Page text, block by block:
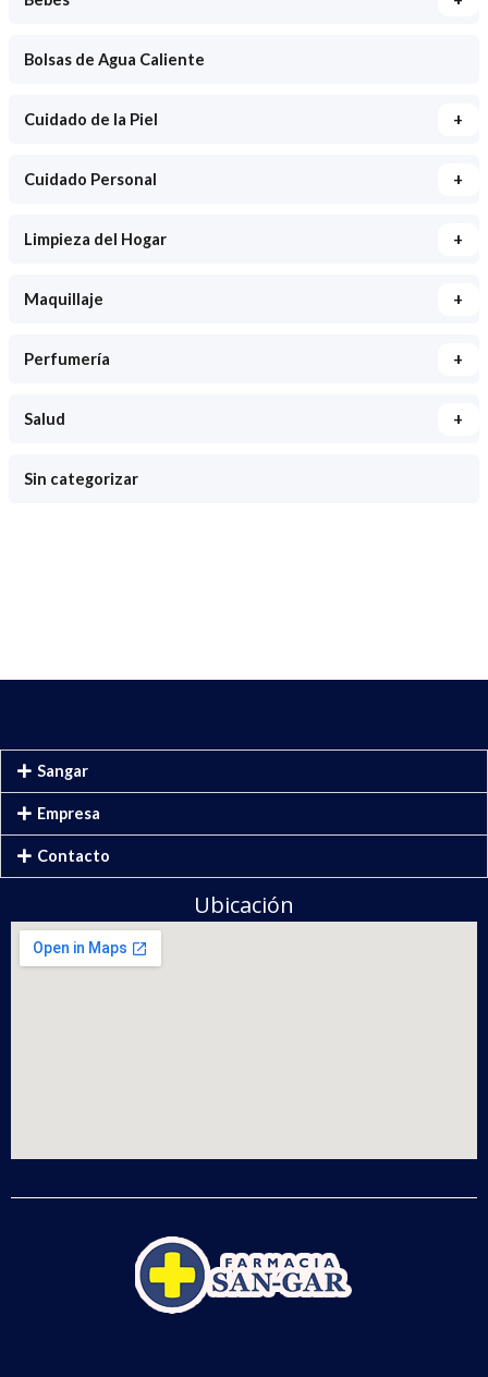
Bolsas de Agua Caliente
Cuidado de la Piel +
Cuidado Personal +
Limpieza del Hogar +
Maquillaje +
Perfumería +
Salud +
Sin categorizar
Sangar
Empresa
Contacto
Ubicación